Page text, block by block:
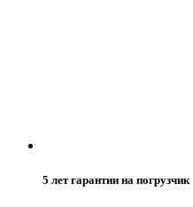
5 лет гарантии на погрузчик